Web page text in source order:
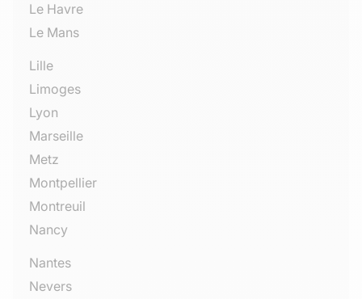
Le Havre
Le Mans
Lille
Limoges
Lyon
Marseille
Metz
Montpellier
Montreuil
Nancy
Nantes
Nevers